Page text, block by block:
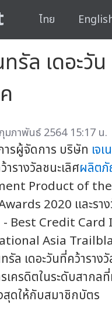
ไทย
รัล เดอะ
มภาพันธ์ 2564 15:17 น.
ารผู้จัดการ บริษัท เจ
ารางวัลชนะเลิศผลิตภั
Product of
2020 และราง
Best Credit
Asia
รัล เดอะวันที่คว้ารา
เครดิตในระดับสาก
สุดให้กับสมาชิกบัตร